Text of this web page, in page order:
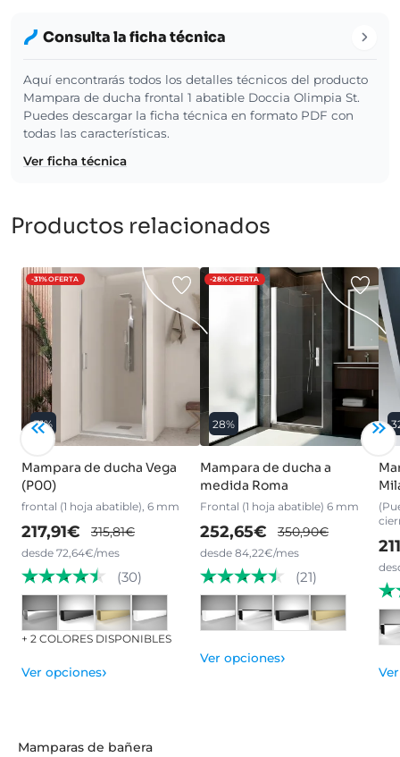
Consulta la ficha técnica
Aquí encontrarás todos los detalles técnicos del producto
Mampara de ducha frontal 1 abatible Doccia Olimpia St.
Puedes descargar la ficha técnica en formato PDF con
todas las características.
Ver ficha técnica
Productos relacionados
-31%OFERTA
31%
Mampara de ducha Vega
(P00)
frontal (1 hoja abatible), 6 mm
217,91€ 315,81€
desde 72,64€/mes
(30)
+ 2 COLORES DISPONIBLES
Ver opciones›
-28%OFERTA
28%
Mampara de ducha a
medida Roma
Frontal (1 hoja abatible) 6 mm
252,65€ 350,90€
desde 84,22€/mes
(21)
Ver opciones›
Mamparas de bañera